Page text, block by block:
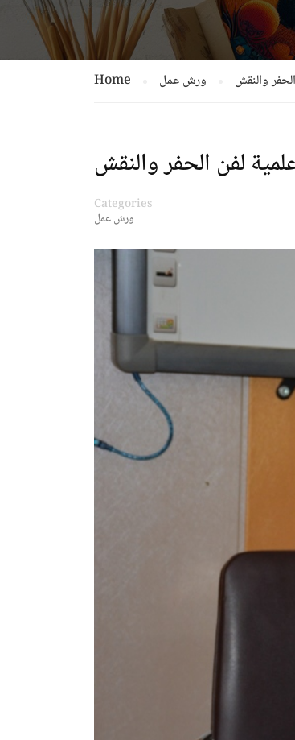
Home ورش عمل والنقش
لفن الحفر والنقش
Categories
ورش عمل